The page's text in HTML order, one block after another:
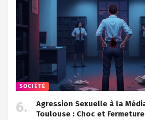
SOCIÉTÉ
Agression Sexuelle à la
Toulouse : Choc et Fermeture